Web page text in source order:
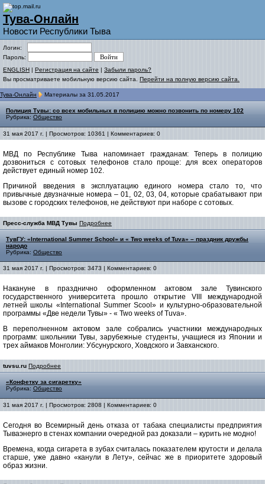
Тува-Онлайн
Новости Республики Тыва
Логин:
Пароль:
ENGLISH | Регистрация на сайте | Забыли пароль?
Вы просматриваете мобильную версию сайта. Перейти на полную версию сайта.
Тува-Онлайн Материалы за 31.05.2017
Полиция Тувы: со всех мобильных в полицию можно позвонить по номеру 102
Рубрика: Общество
31 мая 2017 г. | Просмотров: 10361 | Комментариев: 0
МВД по Республике Тыва напоминает гражданам: Теперь в полицию
дозвониться с сотовых телефонов стало проще: для всех операторов
действует единый номер 102.
Причиной введения в эксплуатацию единого номера стало то, что
привычные двузначные номера – 01, 02, 03, 04, которые срабатывают при
вызове с городских телефонов, не действуют при наборе с сотовых.
Пресс-служба МВД Тувы Подробнее
ТувГУ: «International Summer School» и « Two weeks of Tuva» – праздник дружбы
народо
Рубрика: Общество
31 мая 2017 г. | Просмотров: 3473 | Комментариев: 0
Накануне в празднично оформленном актовом зале Тувинского
государственного университета прошло открытие VIII международной
летней школы «International Summer Scool» и культурно-образовательной
программы «Две недели Тувы» - « Two weeks of Tuva».
В переполненном актовом зале собрались участники международных
программ: школьники Тувы, зарубежные студенты, учащиеся из Японии и
трех аймаков Монголии: Убсунурского, Ховдского и Завханского.
tuvsu.ru Подробнее
«Конфетку за сигаретку»
Рубрика: Общество
31 мая 2017 г. | Просмотров: 2808 | Комментариев: 0
Сегодня во Всемирный день отказа от табака специалисты предприятия
Тываэнерго в стенах компании очередной раз доказали – курить не модно!
Времена, когда сигарета в зубах считалась показателем крутости и делала
старше, уже давно «канули в Лету», сейчас же в приоритете здоровый
образ жизни.